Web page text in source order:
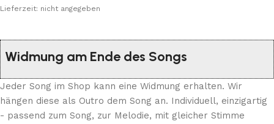
Lieferzeit: nicht angegeben
Widmung am Ende des Songs
Jeder Song im Shop kann eine Widmung erhalten. Wir
hängen diese als Outro dem Song an. Individuell, einzigartig
- passend zum Song, zur Melodie, mit gleicher Stimme